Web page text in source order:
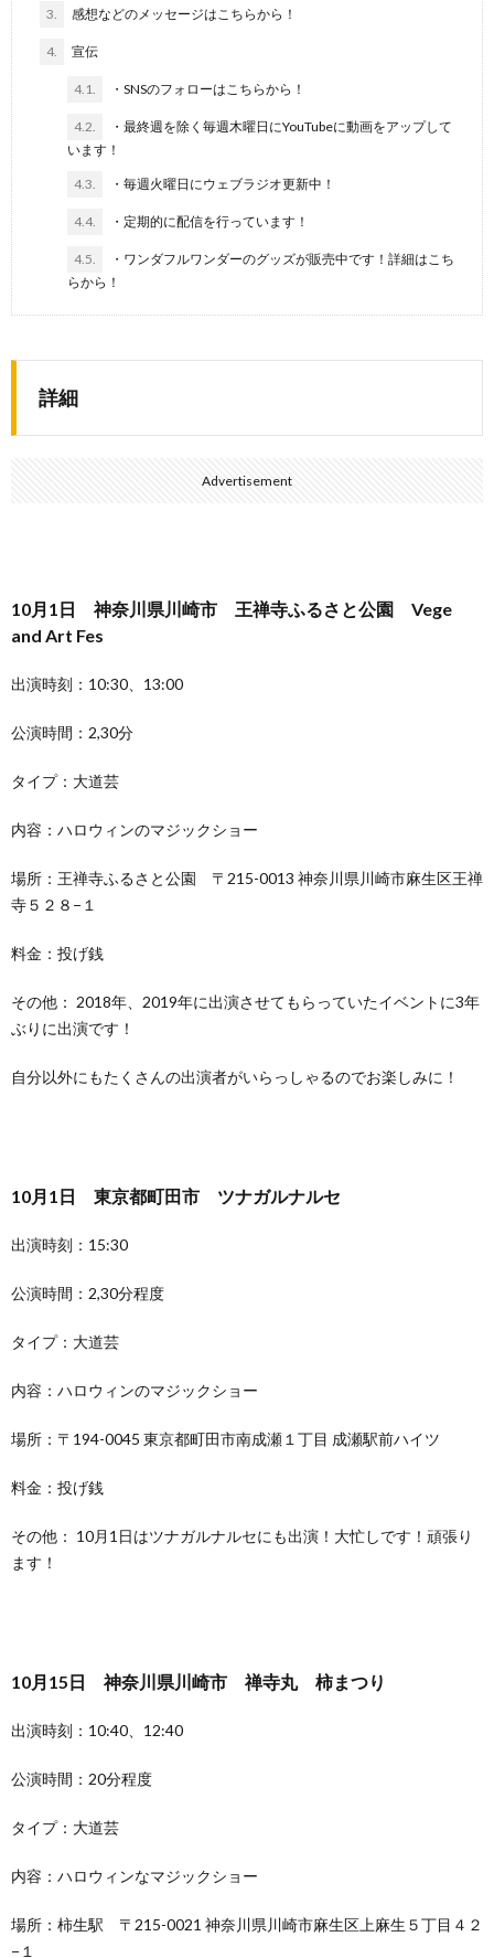
3. 感想などのメッセージはこちらから！
4. 宣伝
4.1. ・SNSのフォローはこちらから！
4.2.
・最終週を除く毎週木曜日にYouTubeに動画をアップして
います！
4.3. ・毎週火曜日にウェブラジオ更新中！
4.4. ・定期的に配信を行っています！
4.5.
・ワンダフルワンダーのグッズが販売中です！詳細はこち
らから！
詳細
Advertisement
10月1日 神奈川県川崎市 王禅寺ふるさと公園 Vege
and Art Fes
出演時刻：10:30、13:00
公演時間：2,30分
タイプ：大道芸
内容：ハロウィンのマジックショー
場所：王禅寺ふるさと公園 〒215-0013 神奈川県川崎市麻生区王禅
寺５２８−１
料金：投げ銭
その他： 2018年、2019年に出演させてもらっていたイベントに3年
ぶりに出演です！
自分以外にもたくさんの出演者がいらっしゃるのでお楽しみに！
10月1日 東京都町田市 ツナガルナルセ
出演時刻：15:30
公演時間：2,30分程度
タイプ：大道芸
内容：ハロウィンのマジックショー
場所：〒194-0045 東京都町田市南成瀬１丁目 成瀬駅前ハイツ
料金：投げ銭
その他： 10月1日はツナガルナルセにも出演！大忙しです！頑張り
ます！
10月15日 神奈川県川崎市 禅寺丸 柿まつり
出演時刻：10:40、12:40
公演時間：20分程度
タイプ：大道芸
内容：ハロウィンなマジックショー
場所：柿生駅 〒215-0021 神奈川県川崎市麻生区上麻生５丁目４２
−１